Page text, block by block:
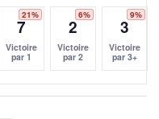
21%
7
Victoire
par 1
6%
2
Victoire
par 2
9%
3
Victoire
par 3+